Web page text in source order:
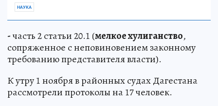
НАУКА
-часть 2 статьи 20.1 (мелкое хулиганство,
сопряженное с неповиновением законному
требованию представителя власти).
К утру 1 ноября в районных судах Дагестана
рассмотрели протоколы на 17 человек.